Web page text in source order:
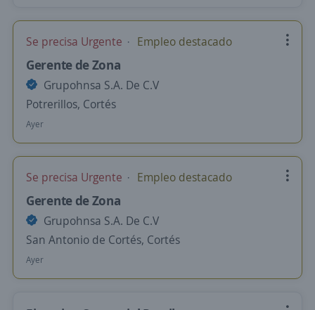
Se precisa Urgente Empleo destacado
Gerente de Zona
Grupohnsa S.A. De C.V
Potrerillos, Cortés
Ayer
Se precisa Urgente Empleo destacado
Gerente de Zona
Grupohnsa S.A. De C.V
San Antonio de Cortés, Cortés
Ayer